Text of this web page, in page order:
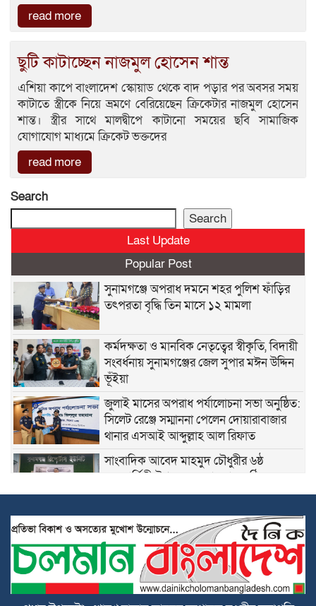
read more
ছুটি কাটাচ্ছেন নাজমুল হোসেন শান্ত
এশিয়া কাপে বাংলাদেশ স্কোয়াড থেকে বাদ পড়ার পর অবসর সময়
কাটাতে স্ত্রীকে নিয়ে ভ্রমণে বেরিয়েছেন ক্রিকেটার নাজমুল হোসেন
শান্ত। স্ত্রীর সাথে মালদ্বীপে কাটানো সময়ের ছবি সামাজিক
যোগাযোগ মাধ্যমে ক্রিকেট ভক্তদের
read more
Search
Search
Last Update
Popular Post
সুনামগঞ্জে অপরাধ দমনে শহর পুলিশ ফাঁড়ির
তৎপরতা বৃদ্ধি তিন মাসে ১২ মামলা
কর্মদক্ষতা ও মানবিক নেতৃত্বের স্বীকৃতি, বিদায়ী
সংবর্ধনায় সুনামগঞ্জের জেল সুপার মঈন উদ্দিন
ভূঁইয়া
জুলাই মাসের অপরাধ পর্যালোচনা সভা অনুষ্ঠিত:
সিলেট রেঞ্জে সম্মাননা পেলেন দোয়ারাবাজার
থানার এসআই আব্দুল্লাহ আল রিফাত
সাংবাদিক আবেদ মাহমুদ চৌধুরীর ৬ষ্ঠ
মৃত্যুবার্ষিকী উপলক্ষে স্মরণসভা অনুষ্ঠিত
শান্তিগঞ্জে বসতঘরে হামলা, লুটপাট ও দখলের
অভিযোগে দ্রুত বিচার ট্রাইব্যুনালে মামলা
কেন্দ্রীয় কৃষক দলের সহ-সাধারণ সম্পাদক
আনিসুল হকের জন্মদিনে সামাজিক